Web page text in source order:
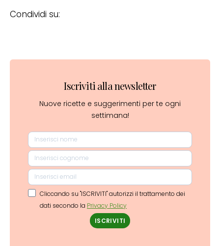
Condividi su:
Iscriviti alla newsletter
Nuove ricette e suggerimenti per te ogni
settimana!
Cliccando su "ISCRIVITI" autorizzi il trattamento dei
dati secondo la Privacy Policy
ISCRIVITI